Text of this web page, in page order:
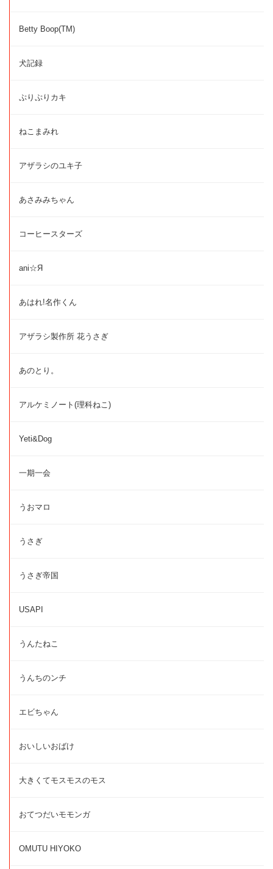
Betty Boop(TM)
犬記録
ぷりぷりカキ
ねこまみれ
アザラシのユキ子
あさみみちゃん
コーヒースターズ
ani☆Я
あはれ!名作くん
アザラシ製作所 花うさぎ
あのとり。
アルケミノート(理科ねこ)
Yeti&Dog
一期一会
うおマロ
うさぎ
うさぎ帝国
USAPI
うんたねこ
うんちのンチ
エビちゃん
おいしいおばけ
大きくてモスモスのモス
おてつだいモモンガ
OMUTU HIYOKO